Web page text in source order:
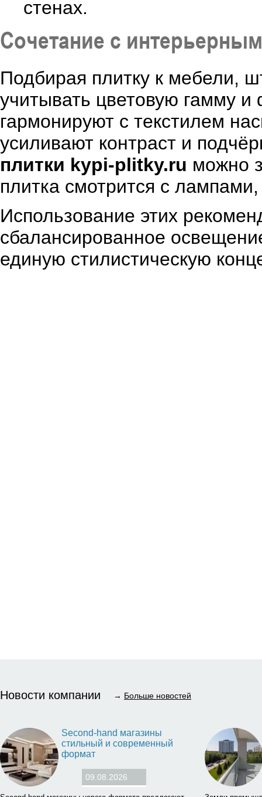
стенах.
Сочетание с
Подбирая плитку к мебели,
учитывать цветовую гамму и
гармонируют с текстилем
усиливают контраст и
плитки kypi-plitky.ru можно
плитка смотрится с
Использование этих
сбалансированное
единую стилистическую
Новости компании → Больше новостей
Second-hand магазины
стильный и современный
формат
09.08.2026